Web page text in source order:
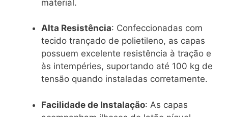
material.
Alta Resistência: Confeccionadas com
tecido trançado de polietileno, as capas
possuem excelente resistência à tração e
às intempéries, suportando até 100 kg de
tensão quando instaladas corretamente.
Facilidade de Instalação: As capas